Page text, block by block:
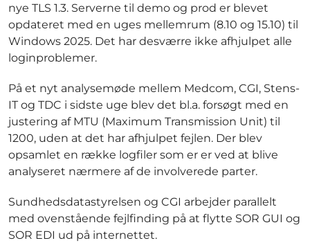
nye TLS 1.3. Serverne til demo og prod er blevet
opdateret med en uges mellemrum (8.10 og 15.10) til
Windows 2025. Det har desværre ikke afhjulpet alle
loginproblemer.
På et nyt analysemøde mellem Medcom, CGI, Stens-
IT og TDC i sidste uge blev det bl.a. forsøgt med en
justering af MTU (Maximum Transmission Unit) til
1200, uden at det har afhjulpet fejlen. Der blev
opsamlet en række logfiler som er er ved at blive
analyseret nærmere af de involverede parter.
Sundhedsdatastyrelsen og CGI arbejder parallelt
med ovenstående fejlfinding på at flytte SOR GUI og
SOR EDI ud på internettet.